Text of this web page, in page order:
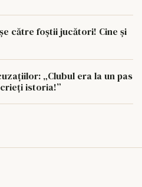
către foștii jucători! Cine și
„Clubul era la un pas
istoria!”